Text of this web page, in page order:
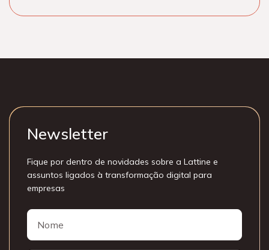
Newsletter
Fique por dentro de novidades sobre a Lattine e
assuntos ligados à transformação digital para
empresas
Nome